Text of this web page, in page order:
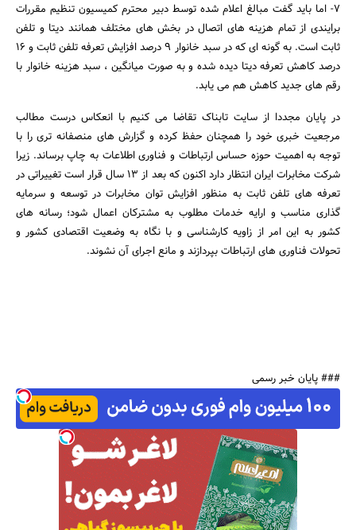
7- اما باید گفت مبالغ اعلام شده توسط دبیر محترم کمیسیون تنظیم مقررات
برایندی از تمام هزینه های اتصال در بخش های مختلف همانند دیتا و تلفن
ثابت است. به گونه ای که در سبد خانوار 9 درصد افزایش تعرفه تلفن ثابت و 16
درصد کاهش تعرفه دیتا دیده شده و به صورت میانگین ، سبد هزینه خانوار با
رقم های جدید کاهش هم می یابد.
در پایان مجددا از سایت تابناک تقاضا می کنیم با انعکاس درست مطالب
مرجعیت خبری خود را همچنان حفظ کرده و گزارش های منصفانه تری را با
توجه به اهمیت حوزه حساس ارتباطات و فناوری اطلاعات به چاپ برساند. زیرا
شرکت مخابرات ایران انتظار دارد اکنون که بعد از 13 سال قرار است تغییراتی در
تعرفه های تلفن ثابت به منظور افزایش توان مخابرات در توسعه و سرمایه
گذاری مناسب و ارایه خدمات مطلوب به مشترکان اعمال شود؛ رسانه های
کشور به این امر از زاویه کارشناسی و با نگاه به وضعیت اقتصادی کشور و
تحولات فناوری های ارتباطات بپردازند و مانع اجرای آن نشوند.
### پایان خبر رسمی